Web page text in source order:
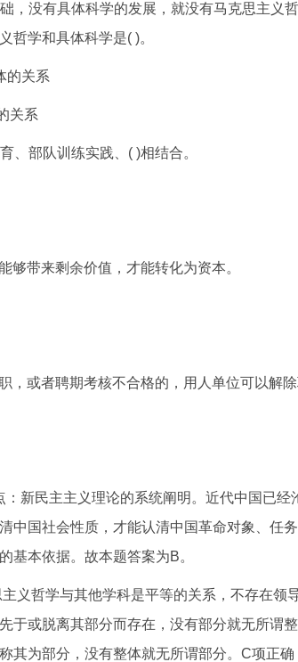
没有具体科学的发展，就没有马克思主义
哲学和具体科学是( )。
的关系
关系
部队训练实践、( )相结合。
带来剩余价值，才能转化为资本。
或者聘期考核不合格的，用人单位可以解除
民主主义理论的系统阐明。近代中国已经
中国社会性质，才能认清中国革命对象、任
基本依据。故本题答案为B。
哲学与其他学科是平等的关系，不存在领
于或脱离其部分而存在，没有部分就无所谓
其为部分，没有整体就无所谓部分。C项正